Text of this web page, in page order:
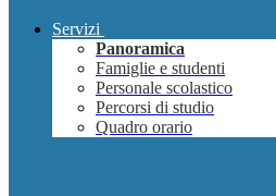
Servizi
Panoramica
Famiglie e studenti
Personale scolastico
Percorsi di studio
Quadro orario